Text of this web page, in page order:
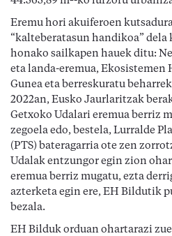
Eremu hori akuiferoen
“kalteberatasun handikoa” dela
honako sailkapen hauek ditu:
eta landa-eremua, Ekosistemen
Gunea eta berreskuratu
2022an, Eusko Jaurlaritzak
Getxoko Udalari eremua berriz
zegoela edo, bestela, Lurralde
(PTS) bateragarria ote zen
Udalak entzungor egin zion
eremua berriz mugatu, ezta
azterketa egin ere, EH Bildutik
bezala.
EH Bilduk orduan ohartarazi